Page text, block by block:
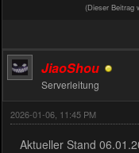
(Dieser Beitrag
JiaoShou
Serverleitung
2026-01-06, 11:45 PM
Aktueller Stand